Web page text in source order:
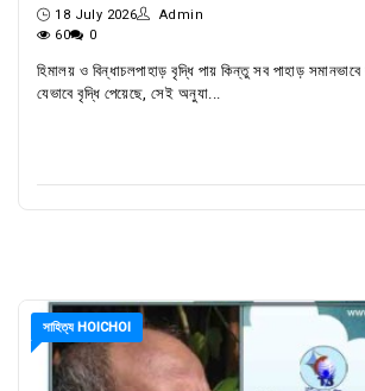
18 July 2026
Admin
60
0
হিমালয় ও বিন্ধাচলপাহাড় বৃদ্ধি পায় কিন্তু সব পাহাড়
যেভাবে বৃদ্ধি পেয়েছে, সেই অনুযা...
সাহিত্য HOICHOI